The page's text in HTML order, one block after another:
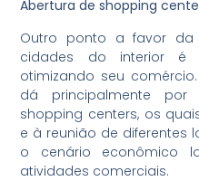
Abertura de shopping
Outro ponto a favor da
cidades do interior é
otimizando seu
dá principalmente
shopping centers, os
e à reunião de diferentes
o cenário econômico
atividades comerciais.